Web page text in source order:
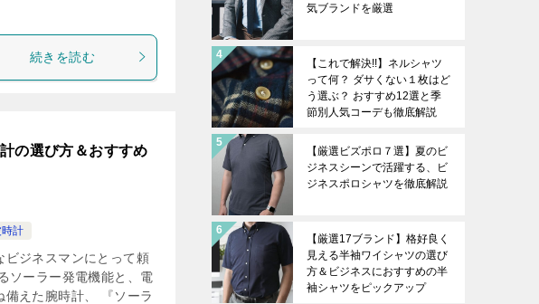
続きを読む
の選び方＆おすすめ
時計
ビジネスマンにとって頼
ソーラー発電機能と、電
えた腕時計、 『ソーラ
気ブランドを厳選
【これで解決!!】ネルシャツ
って何？ ダサくない１枚はど
う選ぶ？ おすすめ12選と季
節別人気コーデも徹底解説
【厳選ビズポロ７選】夏のビ
ジネスシーンで活躍する、ビ
ジネスポロシャツを徹底解説
【厳選17ブランド】格好良く
見える半袖ワイシャツの選び
方＆ビジネスにおすすめの半
袖シャツをピックアップ